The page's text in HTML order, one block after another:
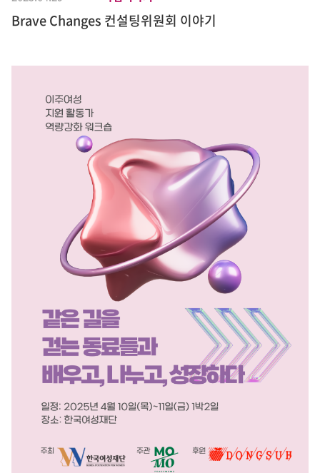
Brave Changes 컨설팅위원회 이야기